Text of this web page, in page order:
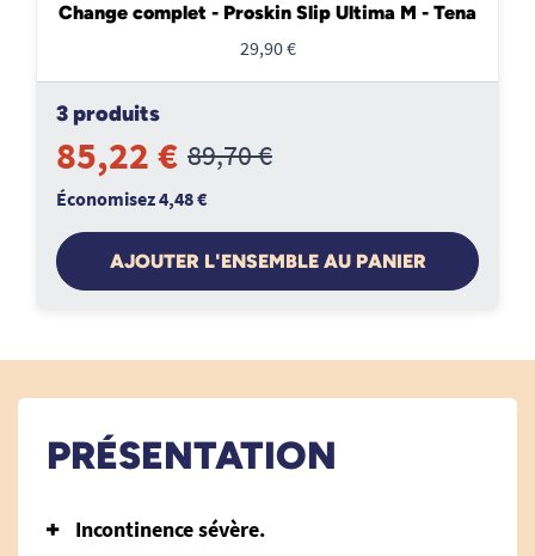
Change complet - Proskin Slip Ultima M - Tena
29,90 €
3 produits
85,22 € 89,70 €
Économisez 4,48 €
AJOUTER L'ENSEMBLE AU PANIER
PRÉSENTATION
Incontinence sévère.